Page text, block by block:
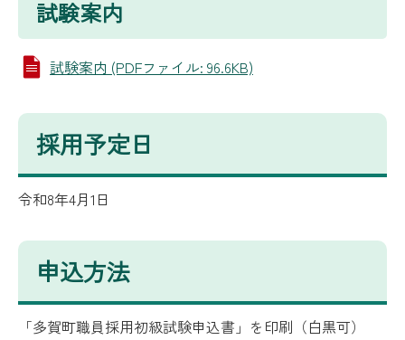
試験案内
試験案内 (PDFファイル: 96.6KB)
採用予定日
令和8年4月1日
申込方法
「多賀町職員採用初級試験申込書」を印刷（白黒可）